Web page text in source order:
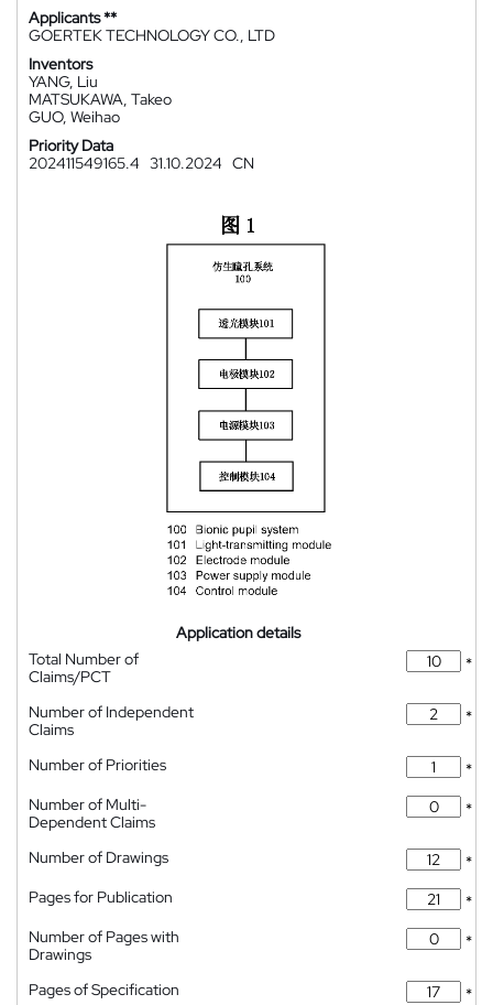
Applicants **
GOERTEK TECHNOLOGY CO., LTD
Inventors
YANG, Liu
MATSUKAWA, Takeo
GUO, Weihao
Priority Data
202411549165.4 31.10.2024 CN
Application details
Total Number of
Claims/PCT
*
Number of Independent
Claims
*
Number of Priorities
*
Number of Multi-
Dependent Claims
*
Number of Drawings
*
Pages for Publication
*
Number of Pages with
Drawings
*
Pages of Specification
*